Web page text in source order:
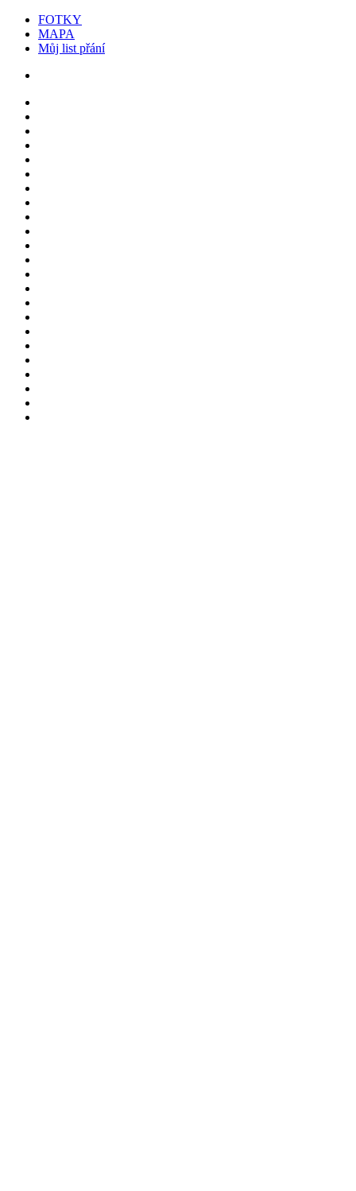
FOTKY
MAPA
Můj list přání